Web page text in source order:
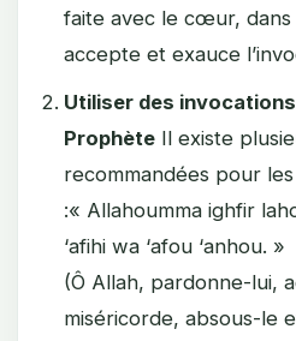
faite avec le cœur, dans
accepte et exauce
Utiliser des
Prophète Il existe
recommandées pour
:« Allahoumma ighfir
‘afihi wa ‘afou ‘anhou. »
(Ô Allah, pardonne-lui,
miséricorde, absous-le